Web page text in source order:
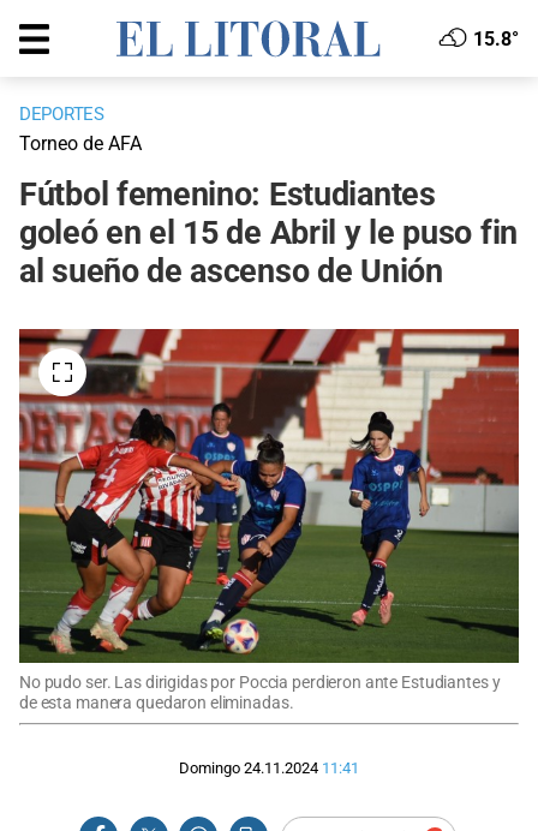
15.8°
DEPORTES
Torneo de AFA
Fútbol femenino: Estudiantes
goleó en el 15 de Abril y le puso fin
al sueño de ascenso de Unión
No pudo ser. Las dirigidas por Poccia perdieron ante Estudiantes y
de esta manera quedaron eliminadas.
Domingo 24.11.2024 11:41